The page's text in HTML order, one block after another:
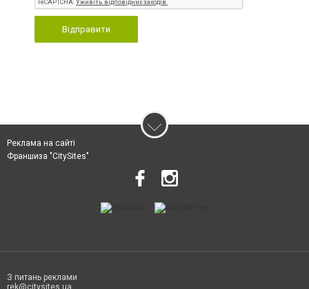
Відправити
Реклама на сайті
Франшиза "CitySites"
З питань реклами
rek@citysites.ua